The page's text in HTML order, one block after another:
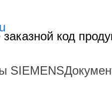
код
SIEMENS